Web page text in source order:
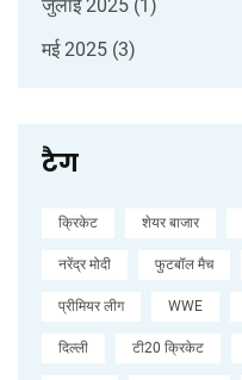
जुलाई 2025 (1)
मई 2025 (3)
टैग
क्रिकेट शेयर बाजार
नरेंद्र मोदी फुटबॉल मैच
प्रीमियर लीग WWE
दिल्ली टी20 क्रिकेट